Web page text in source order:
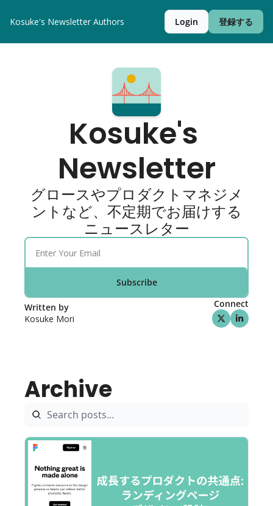
Kosuke's Newsletter Authors Login 登録する
Kosuke's
Newsletter
グロースやプロダクトマネジメ
ントなど、不定期でお届けする
ニュースレター
Subscribe
Written by
Kosuke Mori
Connect
Archive